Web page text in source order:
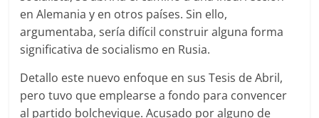
en Alemania y en otros países. Sin ello,
argumentaba, sería difícil construir alguna forma
significativa de socialismo en Rusia.
Detallo este nuevo enfoque en sus Tesis de Abril,
pero tuvo que emplearse a fondo para convencer
al partido bolchevique. Acusado por alguno de